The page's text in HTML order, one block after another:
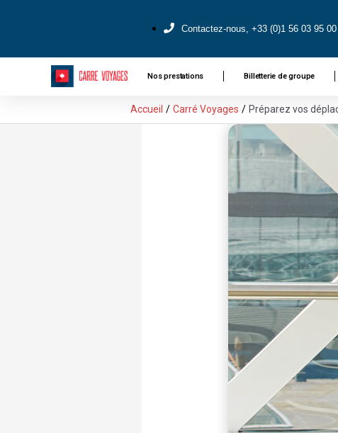
Contactez-nous, +33 (0)1 56 03 95 00
Nos prestations Billetterie de groupe
Accueil Carré Voyages Préparez vos